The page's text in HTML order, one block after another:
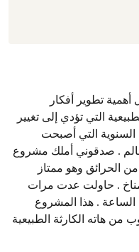
تطوير أفكار
التي تؤدي إلى تغيير
السنوية التي أصبحت
. صدقوني أملك مشروع
الحرائق وهو ممتاز
والمناخ . حاولت عدت مرات
. هذا المشروع
هاته الكارثة الطبيعية